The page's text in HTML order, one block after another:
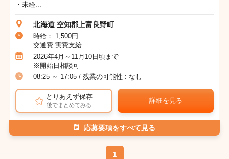
・未経...
北海道 空知郡上富良野町
時給： 1,500円
交通費 実費支給
2026年4月～11月10日頃まで
※開始日相談可
08:25 ～ 17:05 / 残業の可能性 : なし
とりあえず保存
後でまとめてみる
詳細を見る
応募要項をすべて見る
1